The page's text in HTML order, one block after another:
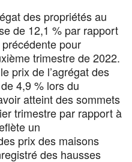
des propriétés au
de 12,1 % par rapport
pour
trimestre de 2022.
prix de l’agrégat des
4,9 % lors du
atteint des sommets
trimestre par rapport à
un
prix des maisons
des hausses